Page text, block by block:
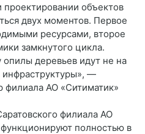
объектов
двух моментов. Первое
ресурсами, второе
замкнутого цикла.
опилы деревьев идут не на
инфраструктуры», —
АО «Ситиматик»
филиала АО
полностью в